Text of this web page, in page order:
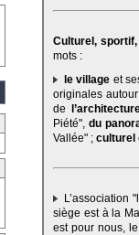
Culturel, sportif,
mots :
le village et
originales autour
de
Piété",du
Vallée" ; culturel
L’association
siège est à la
est pour nous,